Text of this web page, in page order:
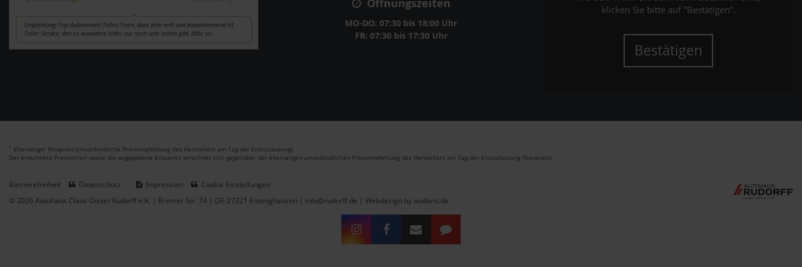
Öffnungszeiten
MO-DO: 07:30 bis 18:00 Uhr
FR: 07:30 bis 17:30 Uhr
klicken Sie bitte auf "Bestätigen".
Bestätigen
1 Ehemaliger Neupreis (Unverbindliche Preisempfehlung des Herstellers am Tag der Erstzulassung).
Der errechnete Preisvorteil sowie die angegebene Ersparnis errechnet sich gegenüber der ehemaligen unverbindlichen Preisempfehlung des Herstellers am Tag der Erstzulassung (Neupreis).
Barrierefreiheit Datenschutz Impressum
Cookie Einstellungen
© 2026 Autohaus Claus-Dieter Rudorff e.K. | Bremer Str. 74 | DE-27321 Emtinghausen | info@rudorff.de | Webdesign by audaris.de